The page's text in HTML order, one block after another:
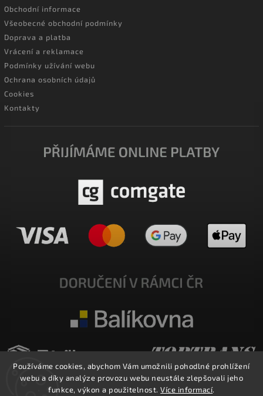
Používáme cookies, abychom Vám umožnili pohodlné prohlížení
webu a díky analýze provozu webu neustále zlepšovali jeho
funkce, výkon a použitelnost.Více informací.
Obchodní informace
Všeobecné obchodní podmínky
Doprava a platba
Vrácení a reklamace
Podmínky užívání webu
Ochrana osobních údajů
Cookies
Kontakty